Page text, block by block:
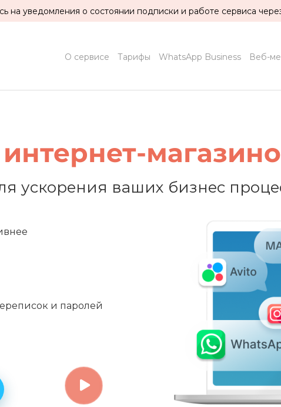
на уведомления о состоянии подписки и работе сервиса
О сервисе Тарифы WhatsApp Business Веб-
интернет-
ускорения ваших бизнес
и паролей